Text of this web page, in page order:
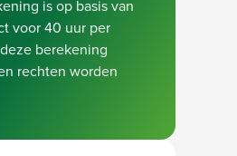
is op basis van
voor 40 uur per
berekening
rechten worden